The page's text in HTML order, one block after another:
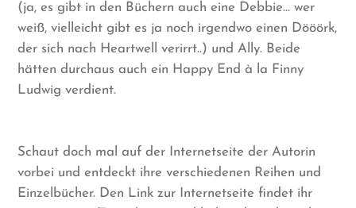
(ja, es gibt in den Büchern auch eine Debbie… wer
weiß, vielleicht gibt es ja noch irgendwo einen Dööörk,
der sich nach Heartwell verirrt..) und Ally. Beide
hätten durchaus auch ein Happy End à la Finny
Ludwig verdient.
Schaut doch mal auf der Internetseite der Autorin
vorbei und entdeckt ihre verschiedenen Reihen und
Einzelbücher. Den Link zur Internetseite findet ihr